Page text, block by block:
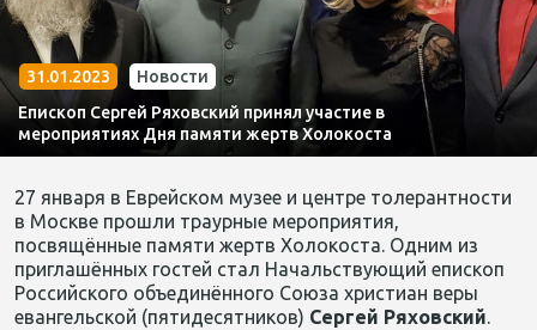
31.01.2023
Новости
Епископ Сергей Ряховский принял участие в
мероприятиях Дня памяти жертв Холокоста
27 января в Еврейском музее и центре толерантности
в Москве прошли траурные мероприятия,
посвящённые памяти жертв Холокоста. Одним из
приглашённых гостей стал Начальствующий епископ
Российского объединённого Союза христиан веры
евангельской (пятидесятников) Сергей Ряховский.